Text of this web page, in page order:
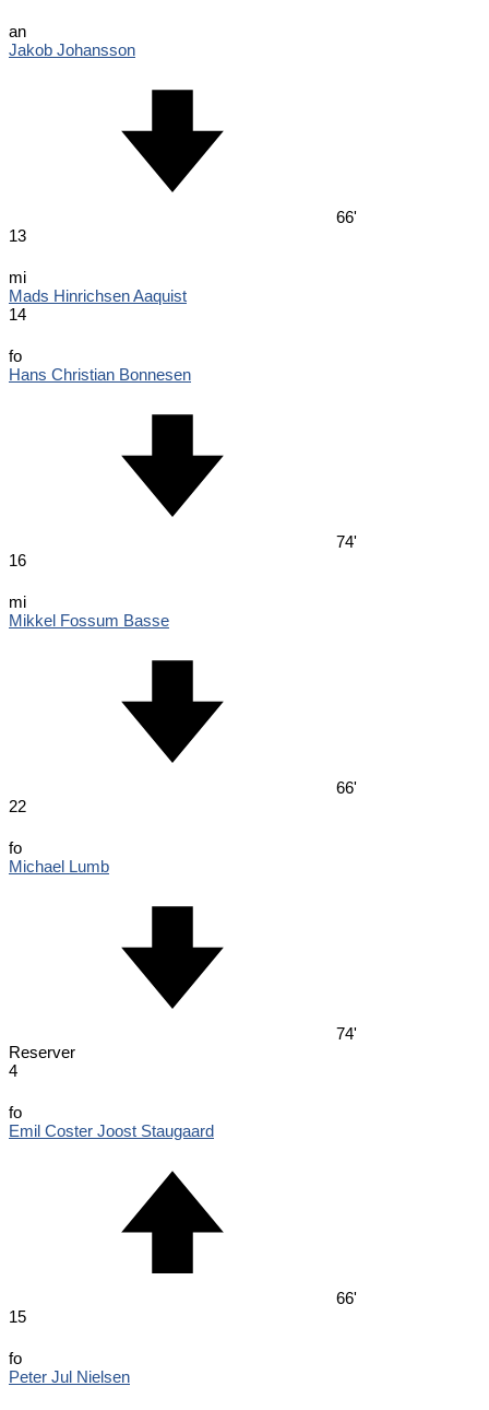
an
Jakob Johansson
66'
13
mi
Mads Hinrichsen Aaquist
14
fo
Hans Christian Bonnesen
74'
16
mi
Mikkel Fossum Basse
66'
22
fo
Michael Lumb
74'
Reserver
4
fo
Emil Coster Joost Staugaard
66'
15
fo
Peter Jul Nielsen